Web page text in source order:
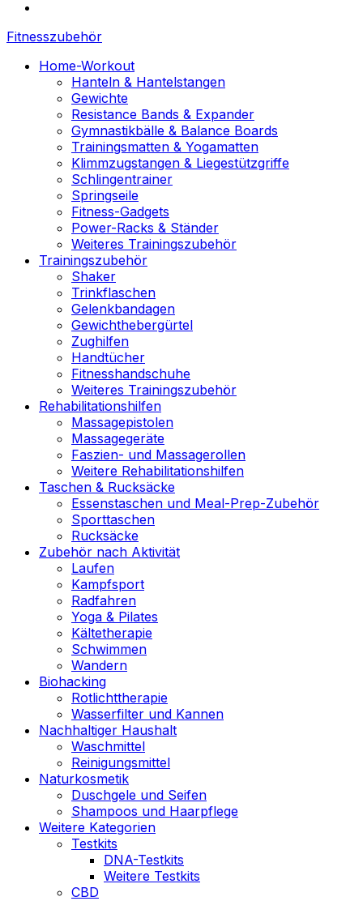
Fitnesszubehör
Home-Workout
Hanteln & Hantelstangen
Gewichte
Resistance Bands & Expander
Gymnastikbälle & Balance Boards
Trainingsmatten & Yogamatten
Klimmzugstangen & Liegestützgriffe
Schlingentrainer
Springseile
Fitness-Gadgets
Power-Racks & Ständer
Weiteres Trainingszubehör
Trainingszubehör
Shaker
Trinkflaschen
Gelenkbandagen
Gewichthebergürtel
Zughilfen
Handtücher
Fitnesshandschuhe
Weiteres Trainingszubehör
Rehabilitationshilfen
Massagepistolen
Massagegeräte
Faszien- und Massagerollen
Weitere Rehabilitationshilfen
Taschen & Rucksäcke
Essenstaschen und Meal-Prep-Zubehör
Sporttaschen
Rucksäcke
Zubehör nach Aktivität
Laufen
Kampfsport
Radfahren
Yoga & Pilates
Kältetherapie
Schwimmen
Wandern
Biohacking
Rotlichttherapie
Wasserfilter und Kannen
Nachhaltiger Haushalt
Waschmittel
Reinigungsmittel
Naturkosmetik
Duschgele und Seifen
Shampoos und Haarpflege
Weitere Kategorien
Testkits
DNA-Testkits
Weitere Testkits
CBD